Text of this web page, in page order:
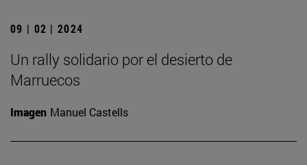
09 | 02 | 2024
Un rally solidario por el desierto de
Marruecos
Imagen Manuel Castells